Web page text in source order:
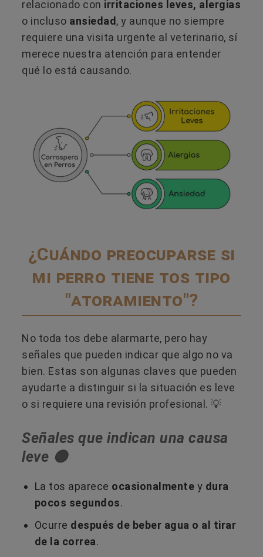
relacionado con irritaciones leves, alergias
o incluso ansiedad , y aunque no siempre
requiere una visita urgente al veterinario, sí
merece nuestra atención para entender
qué lo está causando.
¿Cuándo preocuparse si
mi perro tiene tos tipo
"atoramiento"?
No toda tos debe alarmarte, pero hay
señales que pueden indicar que algo no va
bien. Estas son algunas claves que pueden
ayudarte a distinguir si la situación es leve
o si requiere una revisión profesional. 💡
Señales que indican una causa
leve 🟡
La tos aparece ocasionalmente y dura
pocos segundos.
Ocurre después de beber agua o al tirar
de la correa.